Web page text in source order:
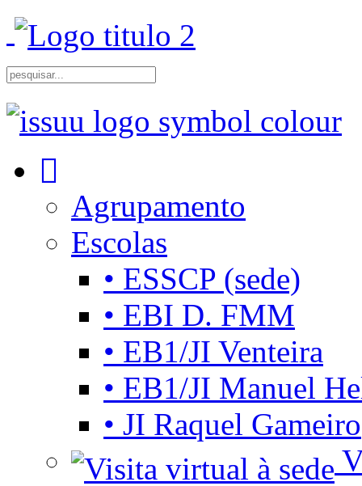
Agrupamento
Escolas
• ESSCP (sede)
• EBI D. FMM
• EB1/JI Venteira
• EB1/JI Manuel
• JI Raquel Gameiro